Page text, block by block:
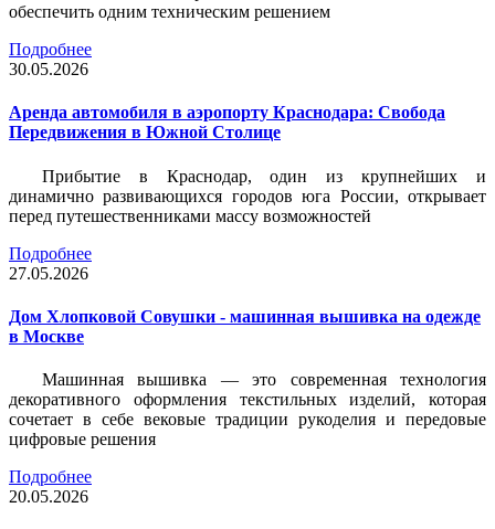
обеспечить одним техническим решением
Подробнее
30.05.2026
Аренда автомобиля в аэропорту Краснодара: Свобода
Передвижения в Южной Столице
Прибытие в Краснодар, один из крупнейших и
динамично развивающихся городов юга России, открывает
перед путешественниками массу возможностей
Подробнее
27.05.2026
Дом Хлопковой Совушки - машинная вышивка на одежде
в Москве
Машинная вышивка — это современная технология
декоративного оформления текстильных изделий, которая
сочетает в себе вековые традиции рукоделия и передовые
цифровые решения
Подробнее
20.05.2026